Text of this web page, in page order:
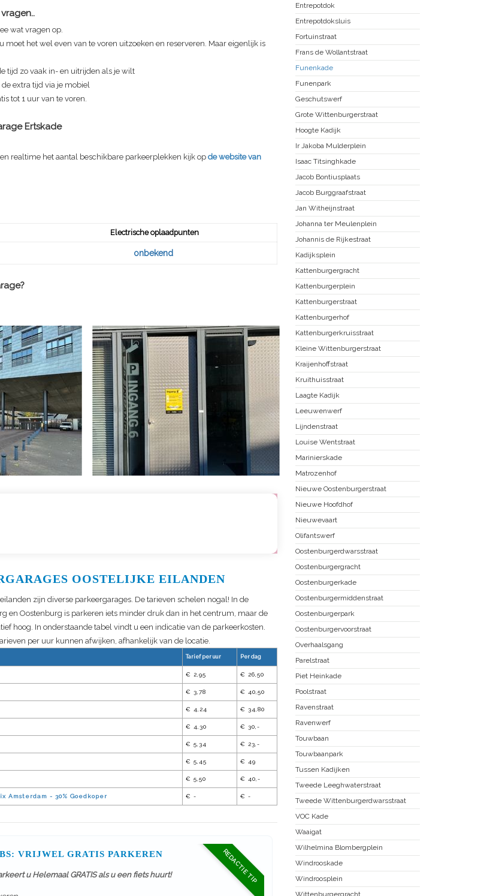
wat vragen op.
moet het wel even van te voren uitzoeken en reserveren. Maar eigenlijk is
tijd zo vaak in- en uitrijden als je wilt
extra tijd via je mobiel
tot 1 uur van te voren.
Ertskade
realtime het aantal beschikbare parkeerplekken kijk opde website van
Electrische oplaadpunten
onbekend
OOSTELIJKE EILANDEN
zijn diverse parkeergarages. De tarieven schelen nogal! In de
en Oostenburg is parkeren iets minder druk dan in het centrum, maar de
hoog. In onderstaande tabel vindt u een indicatie van de parkeerkosten.
per uur kunnen afwijken, afhankelijk van de locatie.
Tarief per uur Per dag
€ 2,95 € 26,50
€ 3,78 € 40,50
€ 4,24 € 34,80
€ 4,30 € 30,-
€ 5,34 € 23,-
€ 5,45 € 49
€ 5,50 € 40,-
Amsterdam - 30% Goedkoper € - € -
REDACTIE TIP
VRIJWEL GRATIS PARKEREN
u Helemaal GRATIS als u een fiets huurt!
Entrepotdok
Entrepotdoksluis
Fortuinstraat
Frans de Wollantstraat
Funenkade
Funenpark
Geschutswerf
Grote Wittenburgerstraat
Hoogte Kadijk
Ir Jakoba Mulderplein
Isaac Titsinghkade
Jacob Bontiusplaats
Jacob Burggraafstraat
Jan Witheijnstraat
Johanna ter Meulenplein
Johannis de Rijkestraat
Kadijksplein
Kattenburgergracht
Kattenburgerplein
Kattenburgerstraat
Kattenburgerhof
Kattenburgerkruisstraat
Kleine Wittenburgerstraat
Kraijenhoffstraat
Kruithuisstraat
Laagte Kadijk
Leeuwenwerf
Lijndenstraat
Louise Wentstraat
Marinierskade
Matrozenhof
Nieuwe Oostenburgerstraat
Nieuwe Hoofdhof
Nieuwevaart
Olifantswerf
Oostenburgerdwarsstraat
Oostenburgergracht
Oostenburgerkade
Oostenburgermiddenstraat
Oostenburgerpark
Oostenburgervoorstraat
Overhaalsgang
Parelstraat
Piet Heinkade
Poolstraat
Ravenstraat
Ravenwerf
Touwbaan
Touwbaanpark
Tussen Kadijken
Tweede Leeghwaterstraat
Tweede Wittenburgerdwarsstraat
VOC Kade
Waaigat
Wilhelmina Blombergplein
Windrooskade
Windroosplein
Wittenburgergracht